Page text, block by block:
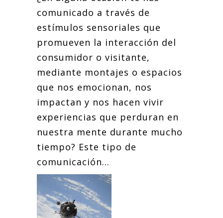
comunicado a través de
estímulos sensoriales que
promueven la interacción del
consumidor o visitante,
mediante montajes o espacios
que nos emocionan, nos
impactan y nos hacen vivir
experiencias que perduran en
nuestra mente durante mucho
tiempo? Este tipo de
comunicación...